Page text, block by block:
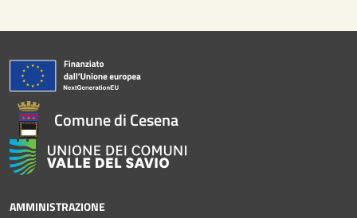
Comune di Cesena
AMMINISTRAZIONE